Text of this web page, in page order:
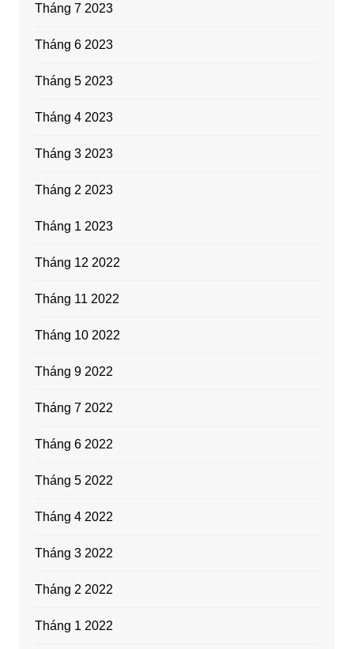
Tháng 7 2023
Tháng 6 2023
Tháng 5 2023
Tháng 4 2023
Tháng 3 2023
Tháng 2 2023
Tháng 1 2023
Tháng 12 2022
Tháng 11 2022
Tháng 10 2022
Tháng 9 2022
Tháng 7 2022
Tháng 6 2022
Tháng 5 2022
Tháng 4 2022
Tháng 3 2022
Tháng 2 2022
Tháng 1 2022